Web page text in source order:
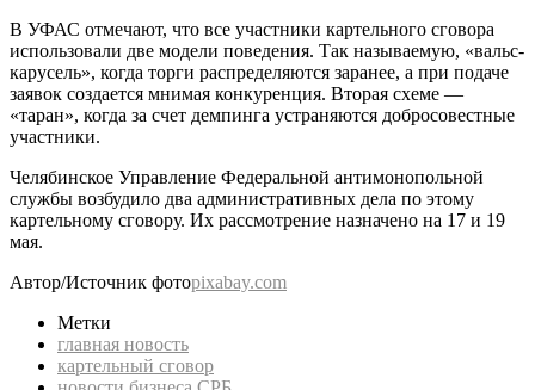
В УФАС отмечают, что все участники картельного сговора
использовали две модели поведения. Так называемую, «вальс-
карусель», когда торги распределяются заранее, а при подаче
заявок создается мнимая конкуренция. Вторая схеме —
«таран», когда за счет демпинга устраняются добросовестные
участники.
Челябинское Управление Федеральной антимонопольной
службы возбудило два административных дела по этому
картельному сговору. Их рассмотрение назначено на 17 и 19
мая.
Автор/Источник фотоpixabay.com
Метки
главная новость
картельный сговор